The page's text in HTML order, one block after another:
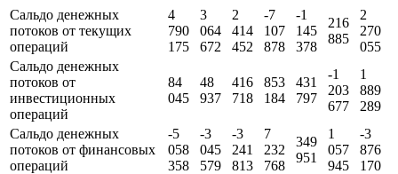
Сальдо денежных
потоков от текущих
операций
4
790
175
3
064
672
2
414
452
-7
107
878
-1
145
378
216
885
2
270
055
Сальдо денежных
потоков от
инвестиционных
операций
84
045
48
937
416
718
853
184
431
797
-1
203
677
1
889
289
Сальдо денежных
потоков от финансовых
операций
-5
058
358
-3
045
579
-3
241
813
7
232
768
349
951
1
057
945
-3
876
170